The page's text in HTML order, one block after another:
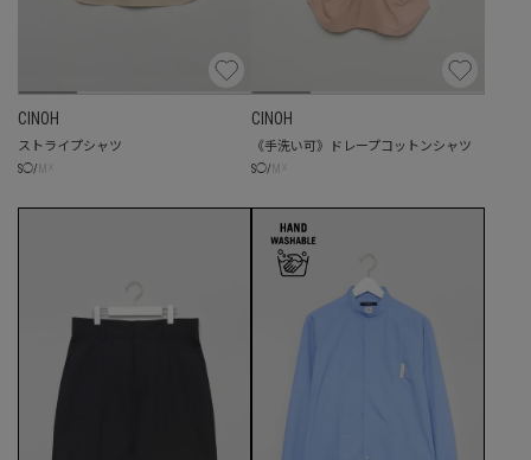
CINOH
ストライプシャツ
S◯/
CINOH
《手洗い可》ドレープコットンシャツ
S◯/